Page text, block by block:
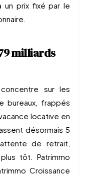
prix fixé par le
milliards
sur les
bureaux, frappés
locative en
désormais 5
de retrait,
tôt. Patrimmo
Croissance